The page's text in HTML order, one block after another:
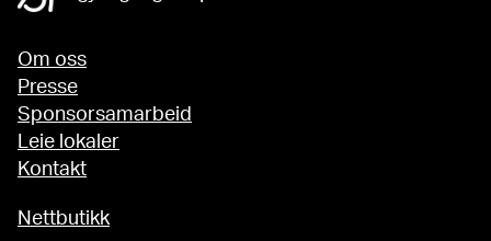
Om oss
Presse
Sponsorsamarbeid
Leie lokaler
Kontakt
Nettbutikk